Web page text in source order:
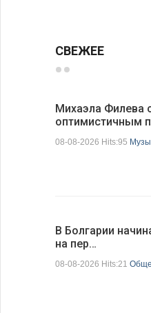
СВЕЖЕЕ
Михаэла Филева
оптимистичным
08-08-2026 Hits:95
В Болгарии
на пер…
08-08-2026 Hits:21